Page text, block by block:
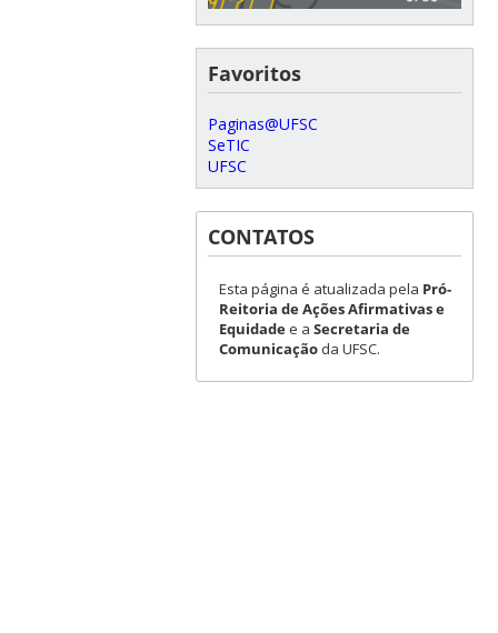
Favoritos
Paginas@UFSC
SeTIC
UFSC
CONTATOS
Esta página é atualizada pela Pró-
Reitoria de Ações Afirmativas e
Equidadee a Secretaria de
Comunicaçãoda UFSC.